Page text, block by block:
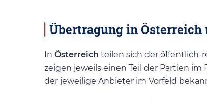
Übertragung in Österreich
In Österreich teilen sich der öffentlich-
zeigen jeweils einen Teil der Partien im
der jeweilige Anbieter im Vorfeld